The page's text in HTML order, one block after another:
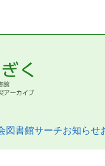
図書館サーチお知らせ